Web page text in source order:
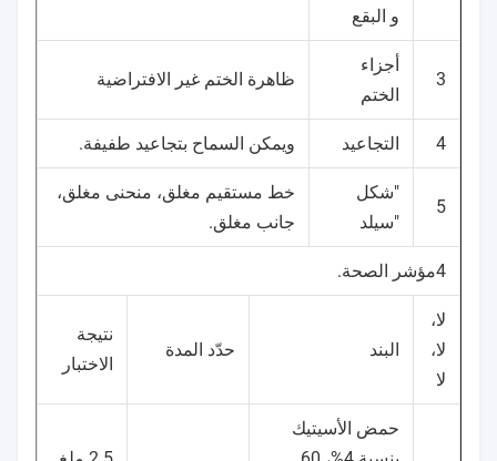
و البقع
3
أجزاء
الختم
ظاهرة الختم غير الافتراضية
4 التجاعيد ويمكن السماح بتجاعيد طفيفة.
5
"شكل
"سيلد
خط مستقيم مغلق، منحنى مغلق،
جانب مغلق.
4مؤشر الصحة.
لا،
لا،
لا
البند حدّد المدة
نتيجة
الاختبار
حمض الأسيتيك